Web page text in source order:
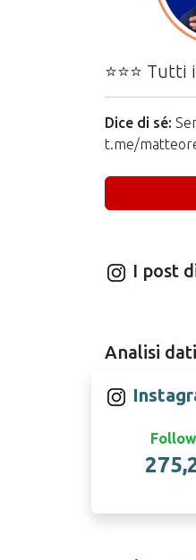
⭐⭐⭐
Dice di sé:
t.me/
I post
Analisi